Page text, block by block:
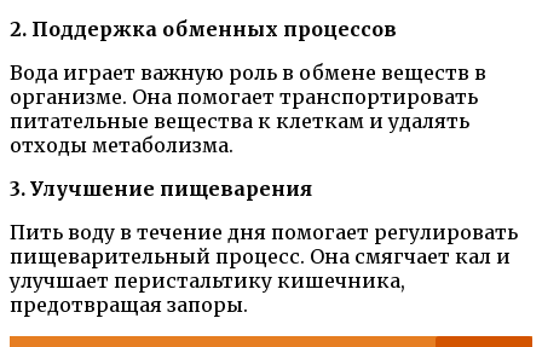
2. Поддержка обменных процессов
Вода играет важную роль в обмене веществ в
организме. Она помогает транспортировать
питательные вещества к клеткам и удалять
отходы метаболизма.
3. Улучшение пищеварения
Пить воду в течение дня помогает регулировать
пищеварительный процесс. Она смягчает кал и
улучшает перистальтику кишечника,
предотвращая запоры.